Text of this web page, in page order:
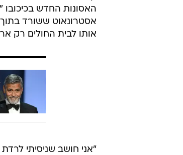
אסטרונאוט ששורד
אותו לבית החולים רק
"אני חושב שניסיתי